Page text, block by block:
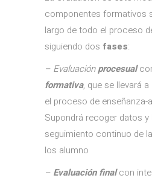
componentes formativos
largo de todo el proceso
siguiendo dos fases:
– Evaluaciónprocesual
formativa, que se llevará
el proceso de enseñanza-
Supondrá recoger datos y
seguimiento continuo de
los alumno
– Evaluación finalcon